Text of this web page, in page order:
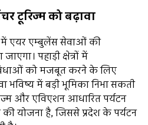
टूरिज्म को बढ़ावा
में एयर एम्बुलेंस सेवाओं की
पहाड़ी क्षेत्रों में
को मजबूत करने के लिए
भविष्य में बड़ी भूमिका निभा सकती
और एविएशन आधारित पर्यटन
की योजना है, जिससे प्रदेश के पर्यटन